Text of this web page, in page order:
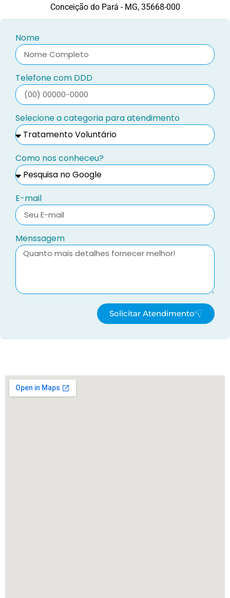
Conceição do Pará - MG, 35668-000
Nome
Telefone com DDD
Selecione a categoria para atendimento
Como nos conheceu?
E-mail
Menssagem
Solicitar Atendimento